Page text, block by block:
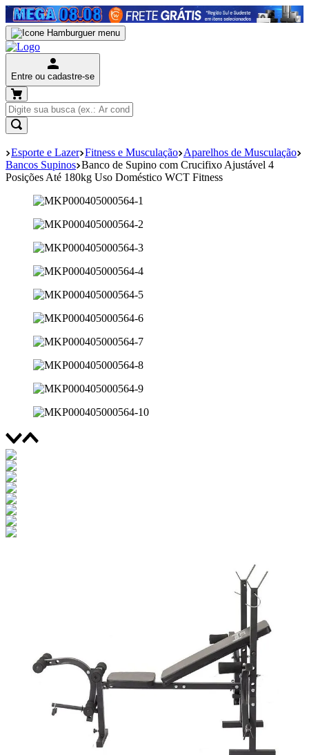
Entre ou cadastre-se
Esporte e Lazer Fitness e Musculação Aparelhos de Musculação
Bancos Supinos Banco de Supino com Crucifixo Ajustável 4
Posições Até 180kg Uso Doméstico WCT Fitness